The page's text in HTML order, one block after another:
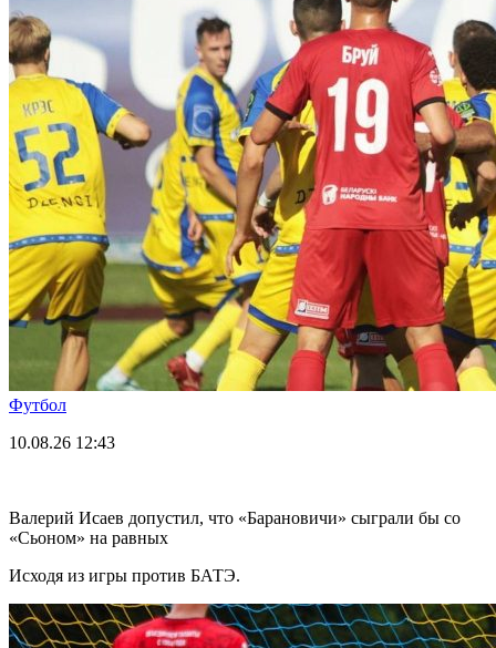
Футбол
10.08.26 12:43
Валерий Исаев допустил, что «Барановичи» сыграли бы со
«Сьоном» на равных
Исходя из игры против БАТЭ.